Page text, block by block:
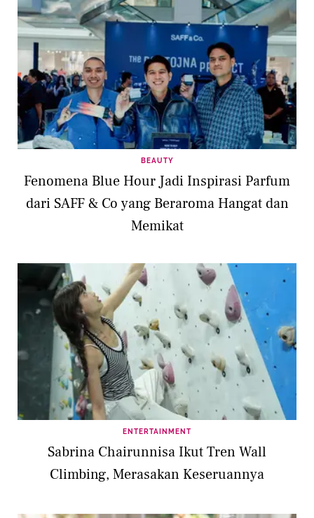
BEAUTY
Fenomena Blue Hour Jadi Inspirasi Parfum
dari SAFF & Co yang Beraroma Hangat dan
Memikat
ENTERTAINMENT
Sabrina Chairunnisa Ikut Tren Wall
Climbing, Merasakan Keseruannya